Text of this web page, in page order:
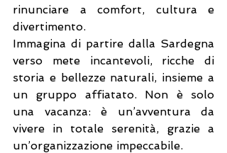
rinunciare a comfort, cultura e
divertimento.
Immagina di partire dalla Sardegna
verso mete incantevoli, ricche di
storia e bellezze naturali, insieme a
un gruppo affiatato. Non è solo
una vacanza: è un’avventura da
vivere in totale serenità, grazie a
un’organizzazione impeccabile.